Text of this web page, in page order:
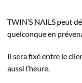
TWIN’S NAILS peut
quelconque en
Il sera fixé entre le
aussi l’heure.